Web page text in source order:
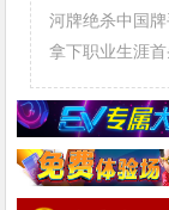
河牌绝杀中国
拿下职业生涯首